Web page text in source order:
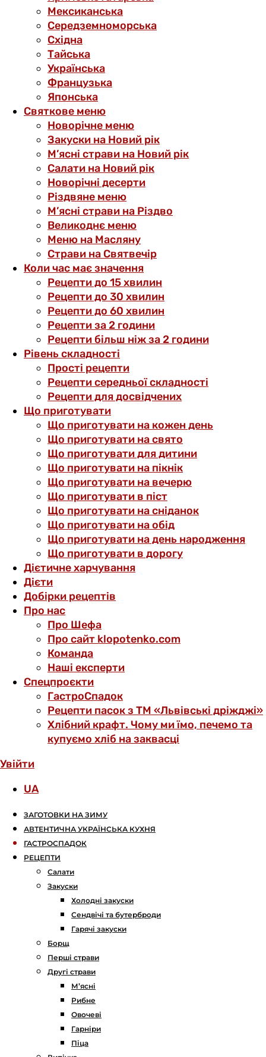
Мексиканська
Середземноморська
Східна
Тайська
Українська
Французька
Японська
Святкове меню
Новорічне меню
Закуски на Новий рік
М’ясні страви на Новий рік
Салати на Новий рік
Новорічні десерти
Різдвяне меню
М’ясні страви на Різдво
Великоднє меню
Меню на Масляну
Страви на Святвечір
Коли час має значення
Рецепти до 15 хвилин
Рецепти до 30 хвилин
Рецепти до 60 хвилин
Рецепти за 2 години
Рецепти більш ніж за 2 години
Рівень складності
Прості рецепти
Рецепти середньої складності
Рецепти для досвідчених
Що приготувати
Що приготувати на кожен день
Що приготувати на свято
Що приготувати для дитини
Що приготувати на пікнік
Що приготувати на вечерю
Що приготувати в піст
Що приготувати на сніданок
Що приготувати на обід
Що приготувати на день народження
Що приготувати в дорогу
Дієтичне харчування
Дієти
Добірки рецептів
Про нас
Про Шефа
Про сайт klopotenko.com
Команда
Наші експерти
Спецпроєкти
ГастроСпадок
Рецепти пасок з ТМ «Львівські дріжджі»
Хлібний крафт. Чому ми їмо, печемо та
купуємо хліб на заквасці
Увійти
UA
ЗАГОТОВКИ НА ЗИМУ
АВТЕНТИЧНА УКРАЇНСЬКА КУХНЯ
ГАСТРОСПАДОК
РЕЦЕПТИ
Салати
Закуски
Холодні закуски
Сендвічі та бутерброди
Гарячі закуски
Борщ
Перші страви
Другі страви
М’ясні
Рибне
Овочеві
Гарніри
Піца